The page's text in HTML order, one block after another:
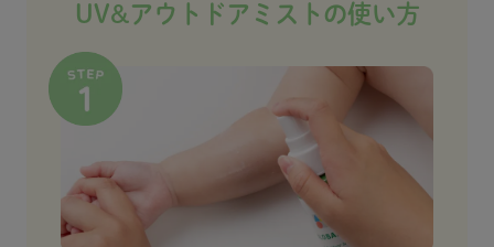
UV&アウトドアミストの使い方